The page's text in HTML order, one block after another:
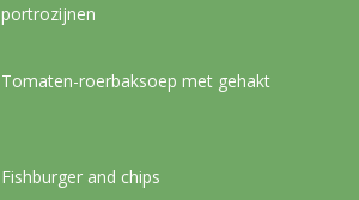
portrozijnen
Tomaten-roerbaksoep met gehakt
Fishburger and chips